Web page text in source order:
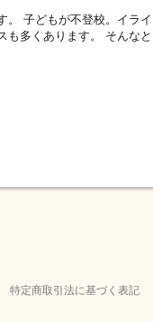
。 子どもが不登校。イライ
も多くあります。 そんなと
特定商取引法に基づく表記